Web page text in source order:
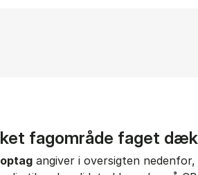
fagområde faget
angiver i oversigten